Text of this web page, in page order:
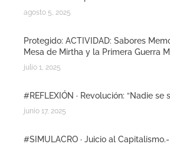
agosto 5, 2025
Protegido: ACTIVIDAD: Sabores
Mesa de Mirtha y la Primera Guerra
julio 1, 2025
#REFLEXIÓN · Revolución: “Nadie se
junio 17, 2025
#SIMULACRO · Juicio al Capitalismo.-